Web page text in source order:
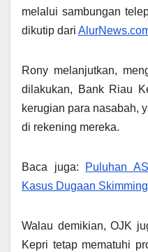
melalui sambungan
dikutip dari
Rony melanjutkan,
dilakukan, Bank Riau
kerugian para nasabah,
di rekening mereka.
Baca juga: Puluhan
Kasus Dugaan
Walau demikian, OJK
Kepri tetap mematuhi